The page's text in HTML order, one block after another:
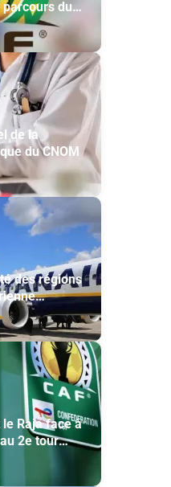
parcours du
Berkane
de la
du CNOM
des régions
le Raja face à
2e tour